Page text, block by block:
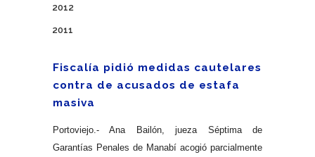
2012
2011
Fiscalía pidió medidas cautelares
contra de acusados de estafa
masiva
Portoviejo.- Ana Bailón, jueza Séptima de
Garantías Penales de Manabí acogió parcialmente